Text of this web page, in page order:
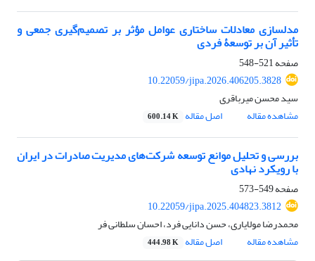
مدل‏سازی معادلات ساختاری عوامل مؤثر بر تصمیم‌‌گیری جمعی و
تأثیر آن بر توسعۀ فردی
صفحه521-548
10.22059/jipa.2026.406205.3828
سید محسن میرباقری
مشاهده مقاله
اصل مقاله 600.14 K
بررسی و تحلیل موانع توسعه شرکت‌‌‌های مدیریت صادرات در ایران
با رویکرد نهادی
صفحه549-573
10.22059/jipa.2025.404823.3812
محمدرضا مولایاری، حسن دانایی فرد، احسان سلطانی فر
مشاهده مقاله
اصل مقاله 444.98 K